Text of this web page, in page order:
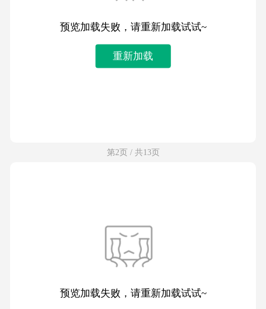
预览加载失败，请重新加载试试~
重新加载
第2页 / 共13页
预览加载失败，请重新加载试试~